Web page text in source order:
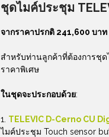
ชุดไมค์ประชุม
จากราคาปรกติ 241,600 บาท
สำหรับท่านลูกค้าที่ต้องการชุ
ราคาพิเศษ
ในชุดจะประกอบด้วย:
1. TELEVIC D-Cerno CU
ไมค์ประชุม Touch sensor